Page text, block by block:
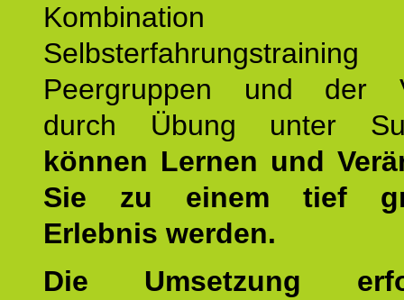
Peergruppen und der
durch Übung unter
können Lernen und
Sie zu einem tief
Erlebnis werden.
Die Umsetzung